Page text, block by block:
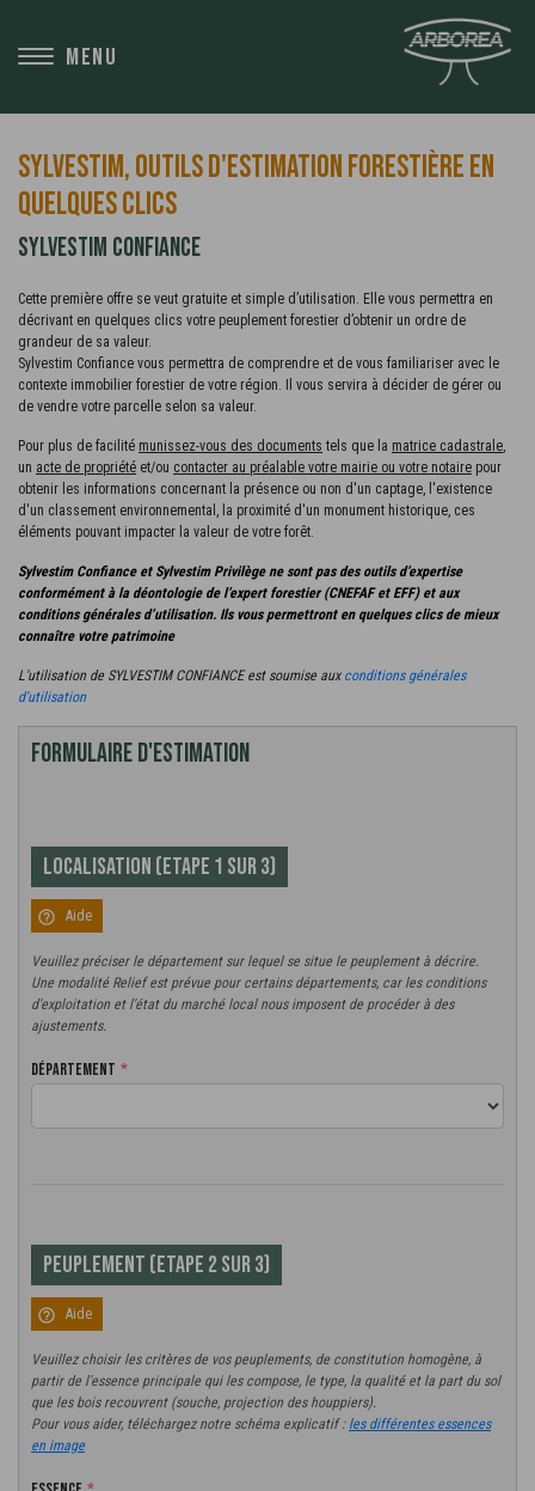
MENU
home Retourner à l'accueil
mail Nous contacter
arrow_forward_ios Se connecter
arrow_forward_ios Créer un compte
arrow_forward_ios Estimer votre peuplement
arrow_forward_ios Estimer votre forêt
arrow_forward_ios Mes demandes
arrow_forward_ios Faire une demande d'expertise
Mes demandes
SYLVESTIM, OUTILS D'ESTIMATION FORESTIÈRE EN
QUELQUES CLICS
SYLVESTIM CONFIANCE
Cette première offre se veut gratuite et simple d’utilisation. Elle vous permettra en
décrivant en quelques clics votre peuplement forestier d’obtenir un ordre de
grandeur de sa valeur.
Sylvestim Confiance vous permettra de comprendre et de vous familiariser avec le
contexte immobilier forestier de votre région. Il vous servira à décider de gérer ou
de vendre votre parcelle selon sa valeur.
Pour plus de facilité munissez-vous des documents tels que la matrice cadastrale,
un acte de propriété et/ou contacter au préalable votre mairie ou votre notaire pour
obtenir les informations concernant la présence ou non d'un captage, l'existence
d'un classement environnemental, la proximité d'un monument historique, ces
éléments pouvant impacter la valeur de votre forêt.
Sylvestim Confiance et Sylvestim Privilège ne sont pas des outils d’expertise
conformément à la déontologie de l’expert forestier (CNEFAF et EFF) et aux
conditions générales d’utilisation. Ils vous permettront en quelques clics de mieux
connaître votre patrimoine
L'utilisation de SYLVESTIM CONFIANCE est soumise aux conditions générales
d'utilisation
Formulaire d'estimation
LOCALISATION (Etape 1 sur 3)
help_outline Aide
Veuillez préciser le département sur lequel se situe le peuplement à décrire.
Une modalité Relief est prévue pour certains départements, car les conditions
d'exploitation et l'état du marché local nous imposent de procéder à des
ajustements.
Département
Peuplement (Etape 2 sur 3)
help_outline Aide
Veuillez choisir les critères de vos peuplements, de constitution homogène, à
partir de l'essence principale qui les compose, le type, la qualité et la part du sol
que les bois recouvrent (souche, projection des houppiers).
Pour vous aider, téléchargez notre schéma explicatif : les différentes essences
en image